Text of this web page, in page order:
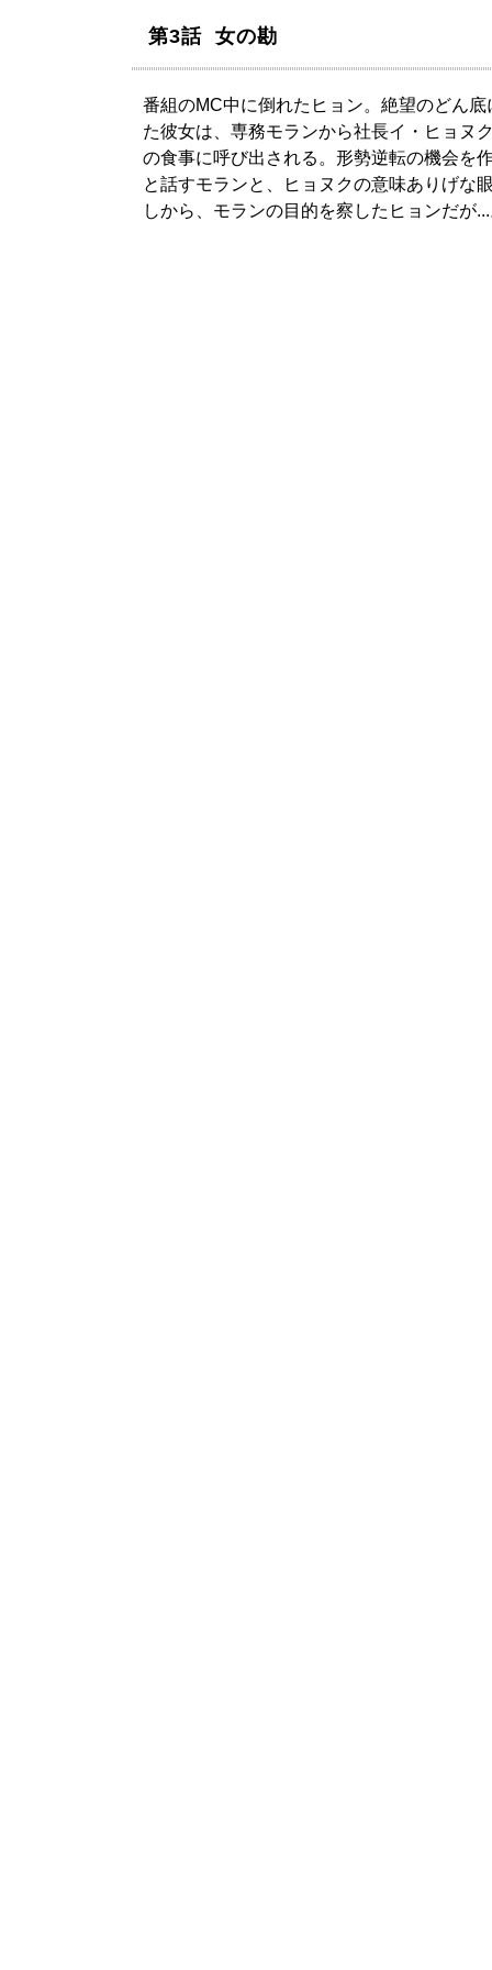
第3話 女の勘
番組のMC中に倒れたヒョン。絶望のどん底
た彼女は、専務モランから社長イ・ヒョヌ
の食事に呼び出される。形勢逆転の機会を
と話すモランと、ヒョヌクの意味ありげな
しから、モランの目的を察したヒョンだが